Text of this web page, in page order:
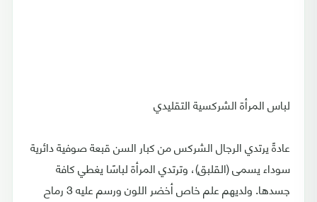
لباس المرأة الشركسية التقليدي
عادةً يرتدي الرجال الشركس من كبار السن قبعة صوفية دائرية
سوداء يسمى (القلبق)، وترتدي المرأة لباسًا يغطي كافة
جسدها. ولديهم علم خاص أخضر اللون ورسم عليه 3 رماح